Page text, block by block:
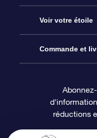
À propos de l’OSR
Nous contacter
Questions
Revues
Cadeau d’étoile
Coffret cadeau
Carte cadeau
Voir votre étoile
Registre des
Page d’accueil
Commande et
Informations de
Informations
réductions